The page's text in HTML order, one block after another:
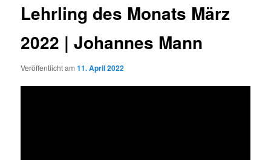
Lehrling des Monats März
2022 | Johannes Mann
Veröffentlicht am11. April 2022